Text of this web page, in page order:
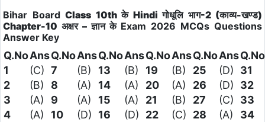
Bihar Board Class 10th के Hindiगोधूलि भाग-2 (काव्य-खण्ड)
Chapter-10 अक्षर – ज्ञान के Exam 2026 MCQs Questions
Answer Key
Q.NoAnsQ.NoAnsQ.NoAnsQ.NoAnsQ.NoAnsQ.No
1
(C) 7 (B) 13 (B) 19 (B) 25 (D)
31
2
(B) 8 (A) 14 (A) 20 (A) 26 (D)
32
3
(A) 9 (A) 15 (A) 21 (B) 27 (C)
33
4
(A) 10 (D) 16 (D) 22 (C) 28 (A)
34